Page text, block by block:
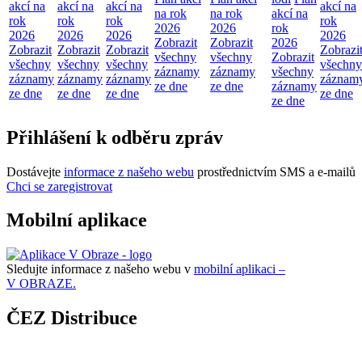
akcí na
rok
2026
Zobrazit
všechny
záznamy
ze dne
akcí na
rok
2026
Zobrazit
všechny
záznamy
ze dne
akcí na
rok
2026
Zobrazit
všechny
záznamy
ze dne
na rok
2026
Zobrazit
všechny
záznamy
ze dne
na rok
2026
Zobrazit
všechny
záznamy
ze dne
akcí na
rok
2026
Zobrazit
všechny
záznamy
ze dne
akcí na
rok
2026
Zobrazit
všechny
ze dne
Přihlášení k odběru zpráv
Dostávejte informace z našeho webu prostřednictvím SMS a e-mailů
Chci se zaregistrovat
Mobilní aplikace
Sledujte informace z našeho webu v mobilní aplikaci –
V OBRAZE.
ČEZ Distribuce